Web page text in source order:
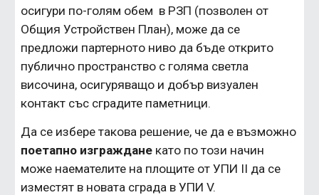
осигури по-голям обем  в РЗП (позволен от
Общия Устройствен План), може да се
предложи партерното ниво да бъде открито
публично пространство с голяма светла
височина, осигуряващо и добър визуален
контакт със сградите паметници.
поетапно изграждане като по този начин
може наемателите на площите от УПИ II да се
изместят в новата сграда в УПИ V.